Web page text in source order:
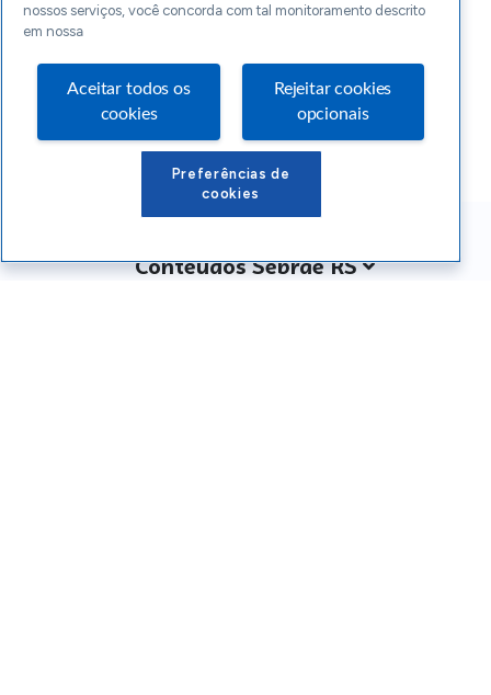
Conteúdos Sebrae RS
nossos serviços, você concorda com tal monitoramento descrito
em nossa
Aceitar todos os
cookies
Rejeitar cookies
opcionais
Preferências de
cookies